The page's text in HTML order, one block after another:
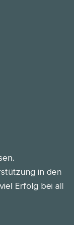
in den
Erfolg bei all